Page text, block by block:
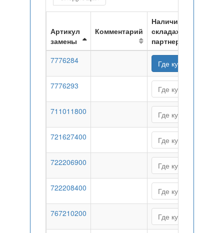
Артикул
замены
Комментарий
Наличие на
складах
партнеров
7776284
Где купить
7776293 Где купить
711011800 Где купить
721627400 Где купить
722206900 Где купить
722208400 Где купить
767210200 Где купить